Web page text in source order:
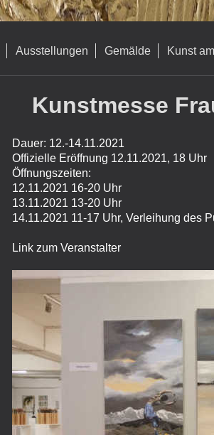
Ausstellungen Gemälde Kunst
Kunstmesse
Dauer: 12.-14.11.2021
Offizielle Eröffnung 12.11.2021, 18 Uhr
Öffnungszeiten:
12.11.2021 16-20 Uhr
13.11.2021 13-20 Uhr
14.11.2021 11-17 Uhr, Verleihung des
Link zum Veranstalter